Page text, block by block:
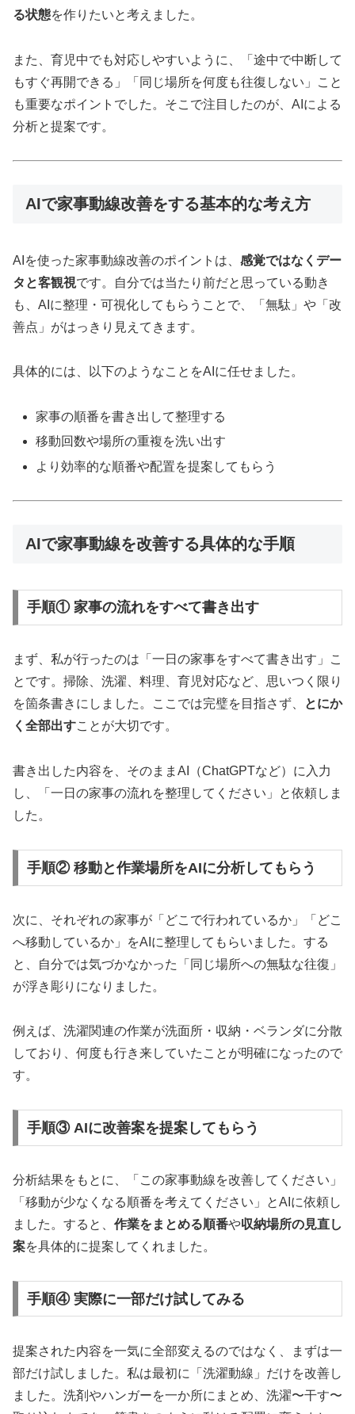
る状態を作りたいと考えました。
また、育児中でも対応しやすいように、「途中で中断して
もすぐ再開できる」「同じ場所を何度も往復しない」こと
も重要なポイントでした。そこで注目したのが、AIによる
分析と提案です。
AIで家事動線改善をする基本的な考え方
AIを使った家事動線改善のポイントは、 感覚ではなくデー
タと客観視です。自分では当たり前だと思っている動き
も、AIに整理・可視化してもらうことで、「無駄」や「改
善点」がはっきり見えてきます。
具体的には、以下のようなことをAIに任せました。
家事の順番を書き出して整理する
移動回数や場所の重複を洗い出す
より効率的な順番や配置を提案してもらう
AIで家事動線を改善する具体的な手順
手順① 家事の流れをすべて書き出す
まず、私が行ったのは「一日の家事をすべて書き出す」こ
とです。掃除、洗濯、料理、育児対応など、思いつく限り
を箇条書きにしました。ここでは完璧を目指さず、
とにか
く全部出すことが大切です。
書き出した内容を、そのままAI（ChatGPTなど）に入力
し、「一日の家事の流れを整理してください」と依頼しま
した。
手順② 移動と作業場所をAIに分析してもらう
次に、それぞれの家事が「どこで行われているか」「どこ
へ移動しているか」をAIに整理してもらいました。する
と、自分では気づかなかった「同じ場所への無駄な往復」
が浮き彫りになりました。
例えば、洗濯関連の作業が洗面所・収納・ベランダに分散
しており、何度も行き来していたことが明確になったので
す。
手順③ AIに改善案を提案してもらう
分析結果をもとに、「この家事動線を改善してください」
「移動が少なくなる順番を考えてください」とAIに依頼し
ました。すると、 作業をまとめる順番や収納場所の見直し
案を具体的に提案してくれました。
手順④ 実際に一部だけ試してみる
提案された内容を一気に全部変えるのではなく、まずは一
部だけ試しました。私は最初に「洗濯動線」だけを改善し
ました。洗剤やハンガーを一か所にまとめ、洗濯〜干す〜